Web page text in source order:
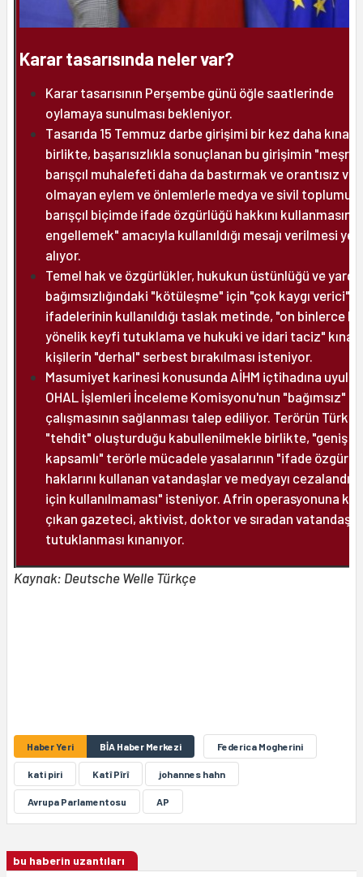
Karar tasarısında neler var?
Karar tasarısının Perşembe günü öğle saatlerinde
oylamaya sunulması bekleniyor.
Tasarıda 15 Temmuz darbe girişimi bir kez daha
birlikte, başarısızlıkla sonuçlanan bu girişimin "meşru
barışçıl muhalefeti daha da bastırmak ve orantısız ve
olmayan eylem ve önlemlerle medya ve sivil toplumun
barışçıl biçimde ifade özgürlüğü hakkını kullanmasını
engellemek" amacıyla kullanıldığı mesajı verilmesi yer
alıyor.
Temel hak ve özgürlükler, hukukun üstünlüğü ve
bağımsızlığındaki "kötüleşme" için "çok kaygı verici"
ifadelerinin kullanıldığı taslak metinde, "on binlerce
yönelik keyfi tutuklama ve hukuki ve idari taciz"
kişilerin "derhal" serbest bırakılması isteniyor.
Masumiyet karinesi konusunda AİHM içtihadına
OHAL İşlemleri İnceleme Komisyonu'nun "bağımsız"
çalışmasının sağlanması talep ediliyor. Terörün
"tehdit" oluşturduğu kabullenilmekle birlikte, "geniş
kapsamlı" terörle mücadele yasalarının "ifade
haklarını kullanan vatandaşlar ve medyayı
için kullanılmaması" isteniyor. Afrin operasyonuna
çıkan gazeteci, aktivist, doktor ve sıradan
tutuklanması kınanıyor.
Kaynak: Deutsche Welle Türkçe
Haber Yeri BİA Haber Merkezi Federica Mogherini
kati piri Katî Pîrî johannes hahn
Avrupa Parlamentosu AP
bu haberin uzantıları